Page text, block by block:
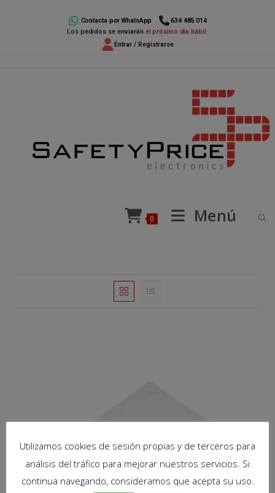
Contacta por WhatsApp
634 485 014
Los pedidos se enviarán el próximo día hábil
Entrar / Registrarse
0 Menú
Utilizamos cookies de sesión propias y de terceros para
análisis del tráfico para mejorar nuestros servicios. Si
continua navegando, consideramos que acepta su uso.